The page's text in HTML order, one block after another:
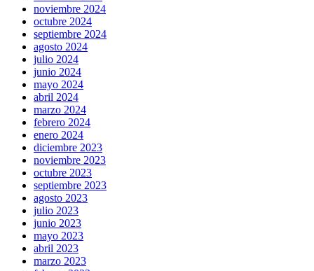
noviembre 2024
octubre 2024
septiembre 2024
agosto 2024
julio 2024
junio 2024
mayo 2024
abril 2024
marzo 2024
febrero 2024
enero 2024
diciembre 2023
noviembre 2023
octubre 2023
septiembre 2023
agosto 2023
julio 2023
junio 2023
mayo 2023
abril 2023
marzo 2023